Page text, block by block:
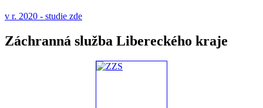
v r. 2020 - studie zde
Záchranná služba Libereckého kraje